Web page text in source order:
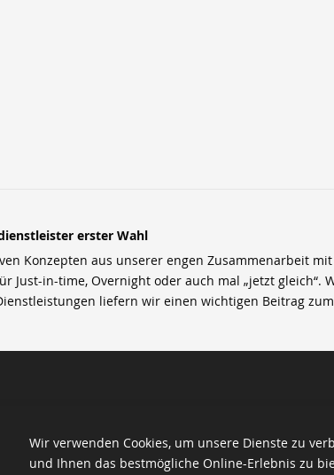
erster Wahl
Konzepten aus unserer engen Zusammenarbeit
Just-in-time, Overnight oder auch mal „jetzt
liefern wir einen wichtigen Beitrag
Wir verwenden Cookies, um unsere Dienste zu
und Ihnen das bestmögliche Online-Erlebnis zu